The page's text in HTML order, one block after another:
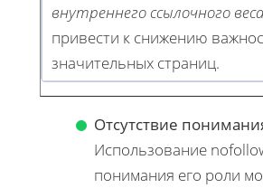
внутреннего ссылочного веса
привести к снижению
значительных страниц.
Отсутствие
Использование
понимания его роли